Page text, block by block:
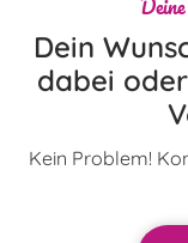
Dein
dabei
Kein Problem!